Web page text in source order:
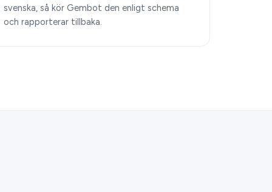
svenska, så kör Gembot den enligt schema
och rapporterar tillbaka.